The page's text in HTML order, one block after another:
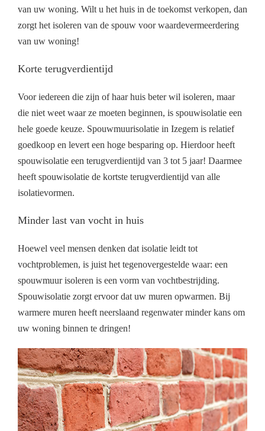
van uw woning. Wilt u het huis in de toekomst verkopen, dan
zorgt het isoleren van de spouw voor waardevermeerdering
van uw woning!
Korte terugverdientijd
Voor iedereen die zijn of haar huis beter wil isoleren, maar
die niet weet waar ze moeten beginnen, is spouwisolatie een
hele goede keuze. Spouwmuurisolatie in Izegem is relatief
goedkoop en levert een hoge besparing op. Hierdoor heeft
spouwisolatie een terugverdientijd van 3 tot 5 jaar! Daarmee
heeft spouwisolatie de kortste terugverdientijd van alle
isolatievormen.
Minder last van vocht in huis
Hoewel veel mensen denken dat isolatie leidt tot
vochtproblemen, is juist het tegenovergestelde waar: een
spouwmuur isoleren is een vorm van vochtbestrijding.
Spouwisolatie zorgt ervoor dat uw muren opwarmen. Bij
warmere muren heeft neerslaand regenwater minder kans om
uw woning binnen te dringen!